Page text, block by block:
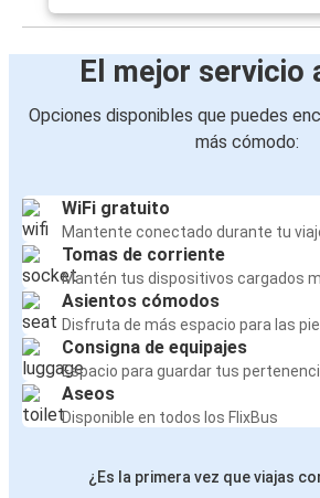
El mejor servicio
Opciones disponibles que puedes
más cómodo:
WiFi gratuito
Mantente conectado durante tu
Tomas de corriente
Mantén tus dispositivos cargados
Asientos cómodos
Disfruta de más espacio para las
Consigna de equipajes
Espacio para guardar tus
Aseos
Disponible en todos los FlixBus
¿Es la primera vez que viajas